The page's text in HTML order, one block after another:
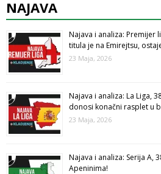
NAJAVA
Najava i analiza: Premijer
titula je na Emirejtsu,
23 Maja, 2026
Najava i analiza: La Liga,
donosi konačni rasplet u
23 Maja, 2026
Najava i analiza: Serija A,
Apeninima!